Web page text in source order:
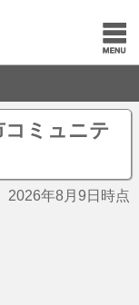
コミュニテ
2026年8月9日時点